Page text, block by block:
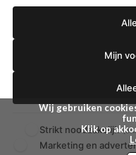
VISION SUN
Zwitsal SUNWij gebruiken
Klik op
Mijn
Strikt noodzakelijk
Marketing en